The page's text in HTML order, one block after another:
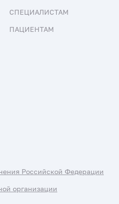
СПЕЦИАЛИСТАМ
ПАЦИЕНТАМ
Российской Федерации
организации